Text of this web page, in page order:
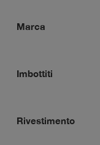
Marca
Imbottiti
Rivestimento